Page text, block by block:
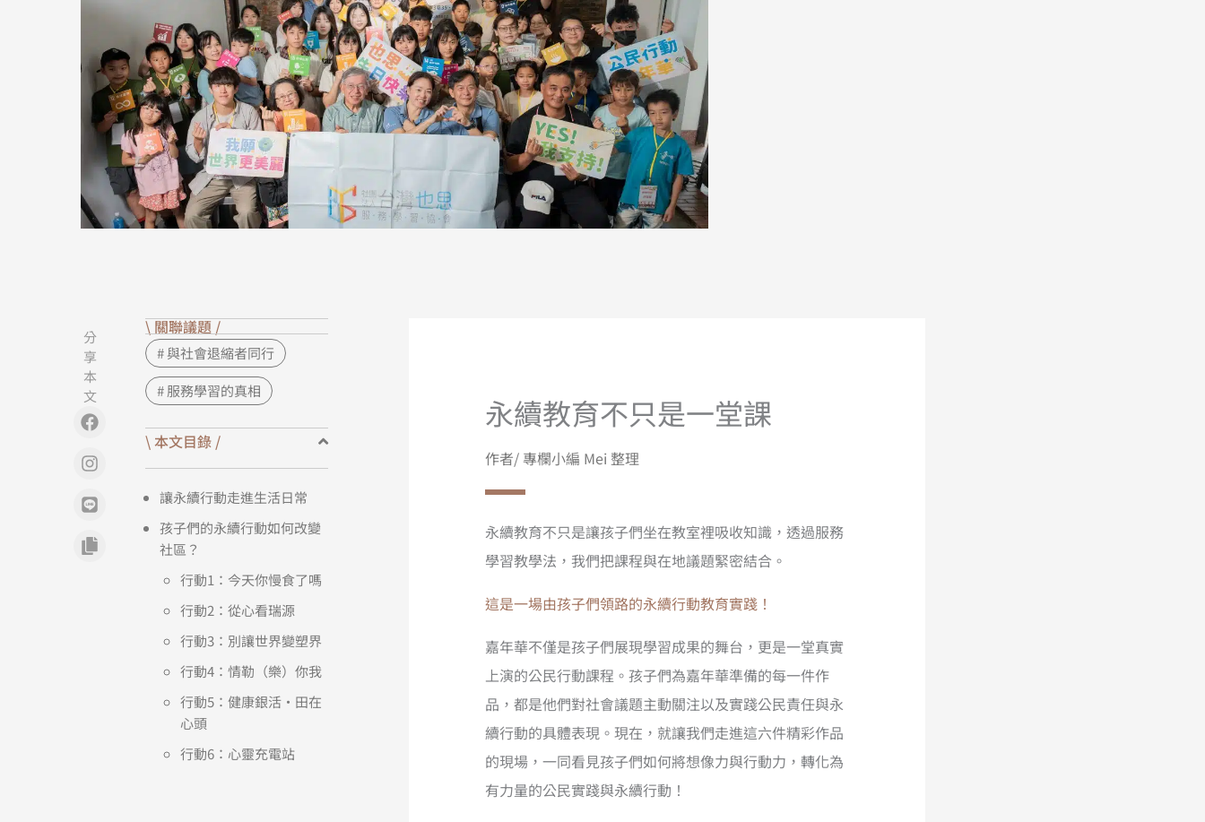
分
享
本
文
Facebook
Instagram
Line
Copy
\ 關聯議題 /
# 與社會退縮者同行
# 服務學習的真相
\ 本文目錄 /
讓永續行動走進生活日常
孩子們的永續行動如何改變
社區？
行動1：今天你慢食了嗎
行動2：從心看瑞源
行動3：別讓世界變塑界
行動4：情勒（樂）你我
行動5：健康銀活・田在
心頭
行動6：心靈充電站
永續教育不只是一堂課
作者/ 專欄小編 Mei 整理
永續教育不只是讓孩子們坐在教室裡吸收知識，透過服務
學習教學法，我們把課程與在地議題緊密結合。
這是一場由孩子們領路的永續行動教育實踐！
嘉年華不僅是孩子們展現學習成果的舞台，更是一堂真實
上演的公民行動課程。孩子們為嘉年華準備的每一件作
品，都是他們對社會議題主動關注以及實踐公民責任與永
續行動的具體表現。現在，就讓我們走進這六件精彩作品
的現場，一同看見孩子們如何將想像力與行動力，轉化為
有力量的公民實踐與永續行動！